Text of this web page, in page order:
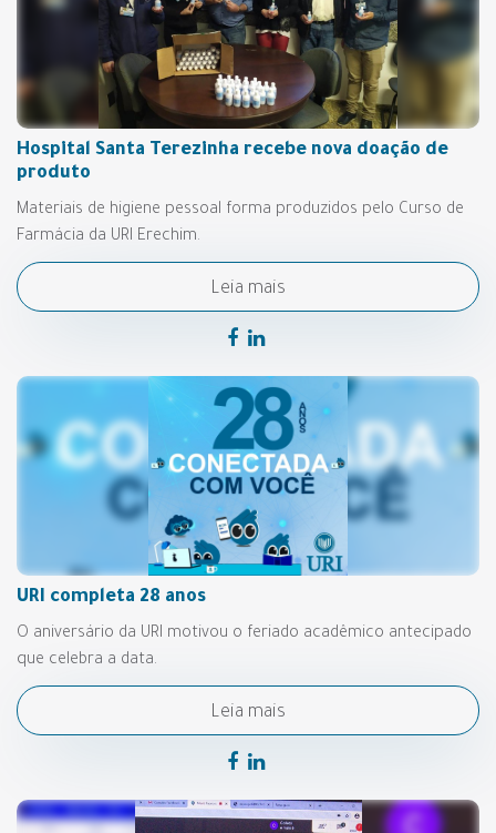
Hospital Santa Terezinha recebe nova doação de
produto
Materiais de higiene pessoal forma produzidos pelo Curso de
Farmácia da URI Erechim.
Leia mais
URI completa 28 anos
O aniversário da URI motivou o feriado acadêmico antecipado
que celebra a data.
Leia mais